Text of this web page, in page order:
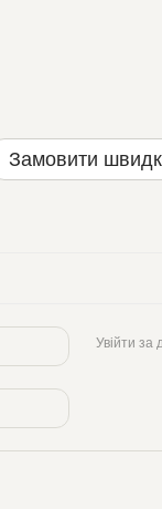
Замовити
Увійти за